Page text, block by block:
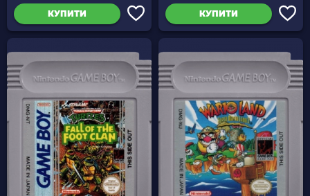
КУПИТИ КУПИТИ